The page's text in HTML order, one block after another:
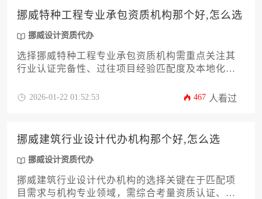
挪威特种工程专业承包资质机构那个好,怎么选
挪威设计资质代办
选择挪威特种工程专业承包资质机构需重点关注其
行业认证完备性、过往项目经验匹配度及本地化服
体系，结合企业自身工程定位精准筛选合作方。
2026-01-22 01:52:53 467 人看过
挪威建筑行业设计代办机构那个好,怎么选
挪威设计资质代办
挪威建筑行业设计代办机构的选择关键在于匹配项
目需求与机构专业领域，需综合考量资质认证、本